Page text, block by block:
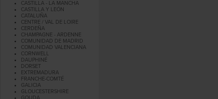
CASTILLA - LA MANCHA
CASTILLA Y LEÓN
CATALUÑA
CENTRE / VAL DE LOIRE
CERDEÑA
CHAMPAGNE - ARDENNE
COMUNIDAD DE MADRID
COMUNIDAD VALENCIANA
CORNWELL
DAUPHINÉ
DORSET
EXTREMADURA
FRANCHE-COMTÉ
GALICIA
GLOUCESTERSHIRE